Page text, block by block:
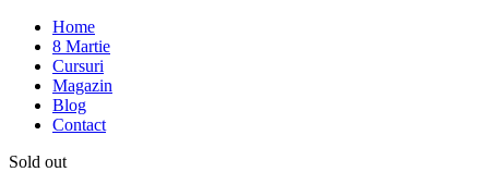
Home
8 Martie
Cursuri
Magazin
Blog
Contact
Sold out